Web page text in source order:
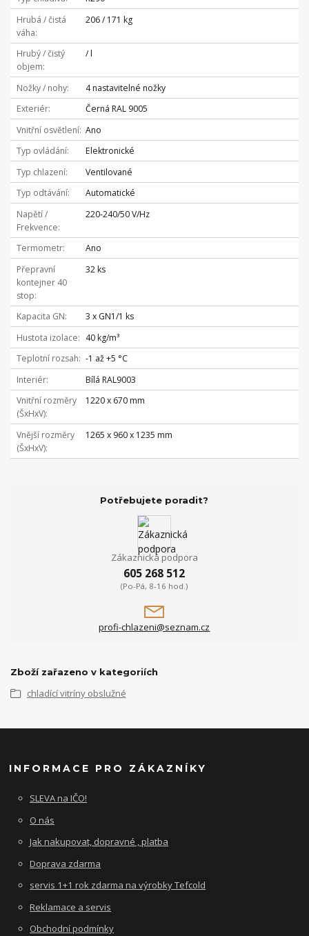
Hrubá / čistá
váha
206 / 171 kg
Hrubý / čistý
objem
/ l
Nožky / nohy
4 nastavitelné nožky
Exteriér
Černá RAL 9005
Vnitřní osvětlení Ano
Typ ovládání
Elektronické
Typ chlazení
Ventilované
Typ odtávání
Automatické
Napětí /
Frekvence
220-240/50 V/Hz
Termometr
Ano
Přepravní
kontejner 40
stop
32 ks
Kapacita GN
3 x GN1/1 ks
Hustota izolace
40 kg/m³
Teplotní rozsah
-1 až +5 °C
Interiér
Bílá RAL9003
Vnitřní rozměry
(ŠxHxV)
1220 x 670 mm
Vnější rozměry
(ŠxHxV)
1265 x 960 x 1235 mm
Potřebujete poradit?
Zákaznická podpora
605 268 512
(Po-Pá, 8-16 hod.)
profi-chlazeni@seznam.cz
Zboží zařazeno v kategoriích
chladící vitríny obslužné
INFORMACE PRO ZÁKAZNÍKY
SLEVA na IČO!
O nás
Jak nakupovat, dopravné , platba
Doprava zdarma
servis 1+1 rok zdarma na výrobky Tefcold
Reklamace a servis
Obchodní podmínky